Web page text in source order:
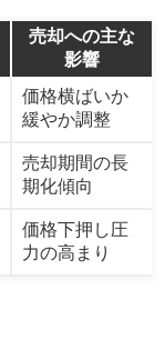
売却への主な
影響
価格横ばいか
緩やか調整
売却期間の長
期化傾向
価格下押し圧
力の高まり